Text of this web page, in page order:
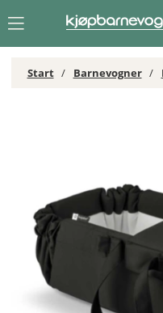
Start Barnevogner